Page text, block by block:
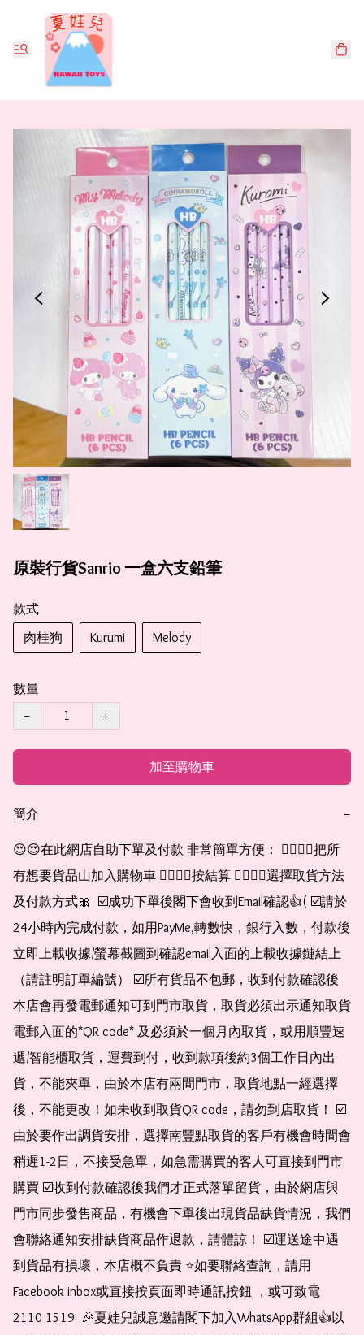
原裝行貨Sanrio 一盒六支鉛筆
款式
肉桂狗
Kurumi Melody
數量
−
+
加至購物車
簡介 −
😍😍在此網店自助下單及付款 非常簡單方便： 👉🏻👉🏻把所
有想要貨品山加入購物車 👉🏻👉🏻按結算 👉🏻👉🏻選擇取貨方法
及付款方式🎀  ☑️成功下單後閣下會收到Email確認👍( ☑️請於
24小時內完成付款，如用PayMe,轉數快，銀行入數，付款後
立即上載收據/螢幕截圖到確認email入面的上載收據鏈結上
（請註明訂單編號） ☑️所有貨品不包郵，收到付款確認後
本店會再發電郵通知可到門市取貨，取貨必須出示通知取貨
電郵入面的*QR code* 及必須於一個月內取貨，或用順豐速
遞/智能櫃取貨，運費到付，收到款項後約3個工作日內出
貨，不能夾單，由於本店有兩間門市，取貨地點一經選擇
後，不能更改！如未收到取貨QR code，請勿到店取貨！ ☑️
由於要作出調貨安排，選擇南豐點取貨的客戶有機會時間會
稍遲1-2日，不接受急單，如急需購買的客人可直接到門市
購買 ☑️收到付款確認後我們才正式落單留貨，由於網店與
門市同步發售商品，有機會下單後出現貨品缺貨情況，我們
會聯絡通知安排缺貨商品作退款，請體諒！ ☑️運送途中遇
到貨品有損壞，本店概不負責 ⭐️如要聯絡查詢，請用
Facebook inbox或直接按頁面即時通訊按鈕 ，或可致電
2110 1519  🎉夏娃兒誠意邀請閣下加入WhatsApp群組👍以